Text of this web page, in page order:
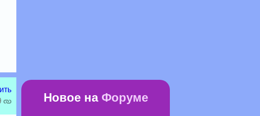
Новое на Форуме